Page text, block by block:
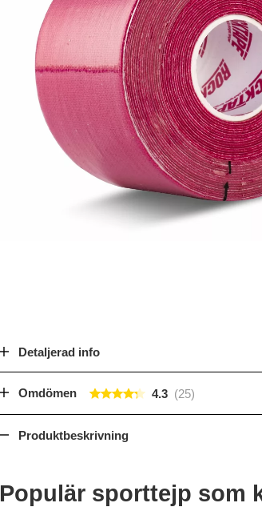
Detaljerad info
Omdömen 4.3
Produktbeskrivning
Populär sporttejp som